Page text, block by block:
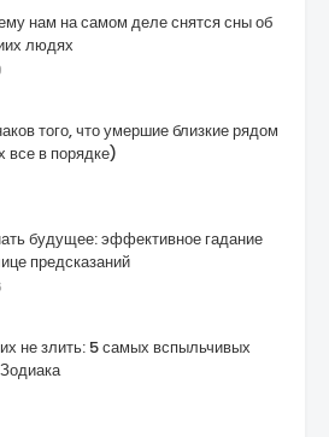
нам на самом деле снятся сны об
людях
того, что умершие близкие рядом
все в порядке)
будущее: эффективное гадание
предсказаний
не злить: 5 самых вспыльчивых